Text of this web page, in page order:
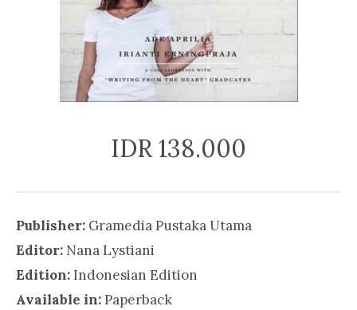
IDR 138.000
Publisher: Gramedia Pustaka Utama
Editor: Nana Lystiani
Edition: Indonesian Edition
Available in:Paperback